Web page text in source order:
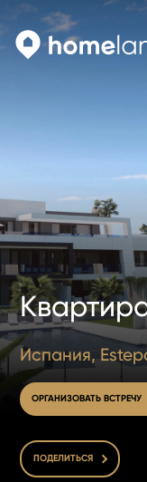
Испания,
ОРГАНИЗОВАТЬ ВСТРЕЧУ
ПОДЕЛИТЬСЯ